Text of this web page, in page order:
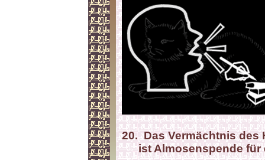
20. Das Vermächtnis des
ist Almosenspende für